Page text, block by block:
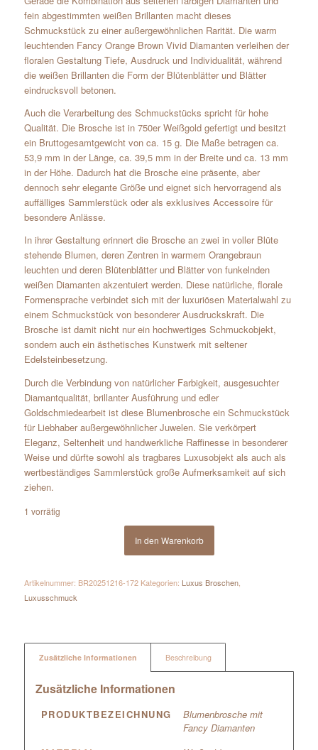
fein abgestimmten weißen Brillanten macht dieses
Schmuckstück zu einer außergewöhnlichen Rarität. Die warm
leuchtenden Fancy Orange Brown Vivid Diamanten verleihen der
floralen Gestaltung Tiefe, Ausdruck und Individualität, während
die weißen Brillanten die Form der Blütenblätter und Blätter
eindrucksvoll betonen.
Auch die Verarbeitung des Schmuckstücks spricht für hohe
Qualität. Die Brosche ist in 750er Weißgold gefertigt und besitzt
ein Bruttogesamtgewicht von ca. 15 g. Die Maße betragen ca.
53,9 mm in der Länge, ca. 39,5 mm in der Breite und ca. 13 mm
in der Höhe. Dadurch hat die Brosche eine präsente, aber
dennoch sehr elegante Größe und eignet sich hervorragend als
auffälliges Sammlerstück oder als exklusives Accessoire für
besondere Anlässe.
In ihrer Gestaltung erinnert die Brosche an zwei in voller Blüte
stehende Blumen, deren Zentren in warmem Orangebraun
leuchten und deren Blütenblätter und Blätter von funkelnden
weißen Diamanten akzentuiert werden. Diese natürliche, florale
Formensprache verbindet sich mit der luxuriösen Materialwahl zu
einem Schmuckstück von besonderer Ausdruckskraft. Die
Brosche ist damit nicht nur ein hochwertiges Schmuckobjekt,
sondern auch ein ästhetisches Kunstwerk mit seltener
Edelsteinbesetzung.
Durch die Verbindung von natürlicher Farbigkeit, ausgesuchter
Diamantqualität, brillanter Ausführung und edler
Goldschmiedearbeit ist diese Blumenbrosche ein Schmuckstück
für Liebhaber außergewöhnlicher Juwelen. Sie verkörpert
Eleganz, Seltenheit und handwerkliche Raffinesse in besonderer
Weise und dürfte sowohl als tragbares Luxusobjekt als auch als
wertbeständiges Sammlerstück große Aufmerksamkeit auf sich
ziehen.
1 vorrätig
In den Warenkorb
Artikelnummer: BR20251216-172 Kategorien: Luxus Broschen,
Luxusschmuck
Zusätzliche Informationen Beschreibung
Zusätzliche Informationen
PRODUKTBEZEICHNUNG
Blumenbrosche mit
Fancy Diamanten